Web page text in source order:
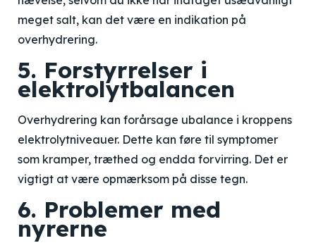
meget salt, kan det være en indikation på
overhydrering.
5. Forstyrrelser i
elektrolytbalancen
Overhydrering kan forårsage ubalance i kroppens
elektrolytniveauer. Dette kan føre til symptomer
som kramper, træthed og endda forvirring. Det er
vigtigt at være opmærksom på disse tegn.
6. Problemer med
nyrerne